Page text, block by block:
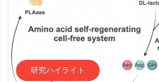
研究ハイライト